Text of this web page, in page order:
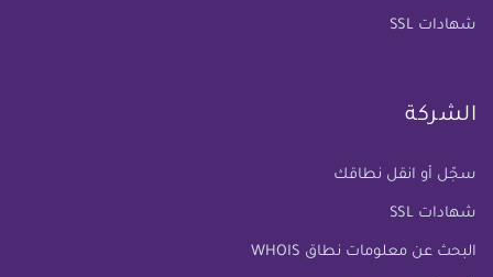
شهادات SSL
الشركة
سجّل أو انقل نطاقك
شهادات SSL
البحث عن معلومات نطاق WHOIS